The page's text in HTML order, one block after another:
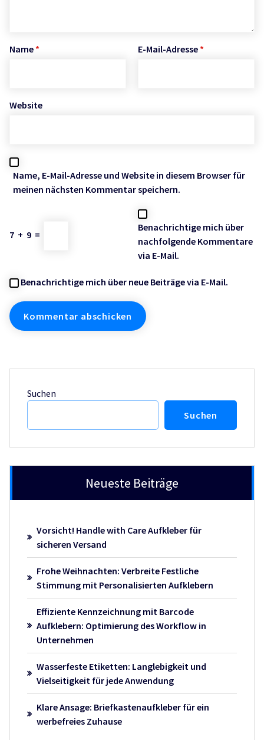
Name * E-Mail-Adresse *
Website
Name, E-Mail-Adresse und Website in diesem Browser für
meinen nächsten Kommentar speichern.
7 + 9 =
Benachrichtige mich über
nachfolgende Kommentare
via E-Mail.
Benachrichtige mich über neue Beiträge via E-Mail.
Suchen
Suchen
Neueste Beiträge
Vorsicht! Handle with Care Aufkleber für
sicheren Versand
Frohe Weihnachten: Verbreite Festliche
Stimmung mit Personalisierten Aufklebern
Effiziente Kennzeichnung mit Barcode
Aufklebern: Optimierung des Workflow in
Unternehmen
Wasserfeste Etiketten: Langlebigkeit und
Vielseitigkeit für jede Anwendung
Klare Ansage: Briefkastenaufkleber für ein
werbefreies Zuhause